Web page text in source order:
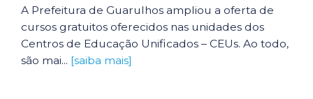
A Prefeitura de Guarulhos ampliou a oferta de
cursos gratuitos oferecidos nas unidades dos
Centros de Educação Unificados – CEUs. Ao todo,
são mai... [saiba mais]